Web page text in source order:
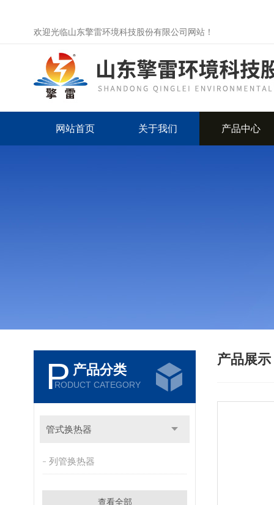
欢迎光临山东擎雷环境科技股份有限公司网站！
网站首页 关于我们 产品中心
P 产品分类
RODUCT CATEGORY
管式换热器
列管换热器
查看全部
产品展示